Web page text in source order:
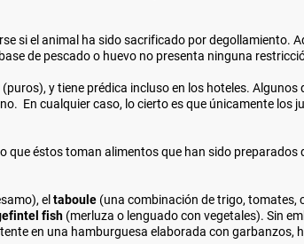
si el animal ha sido sacrificado por degollamiento.
de pescado o huevo no presenta ninguna
y tiene prédica incluso en los hoteles. Algunos
En cualquier caso, lo cierto es que únicamente los
que éstos toman alimentos que han sido preparados
el taboule (una combinación de trigo, tomates,
fish (merluza o lenguado con vegetales). Sin
en una hamburguesa elaborada con garbanzos,